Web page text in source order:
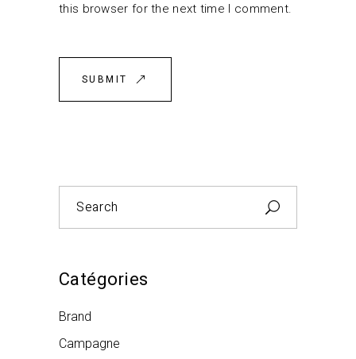
this browser for the next time I comment.
SUBMIT
for:
Catégories
Brand
Campagne